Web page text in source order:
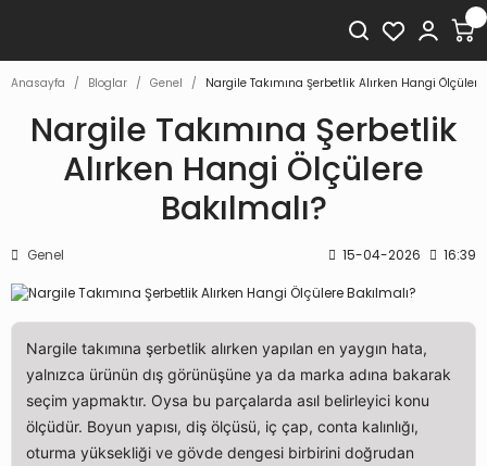
Anasayfa Bloglar Genel Nargile Takımına Şerbetlik Alırken Hangi Ölçülere
Nargile Takımına Şerbetlik
Alırken Hangi Ölçülere
Bakılmalı?
Genel 15-04-2026 16:39
Nargile takımına şerbetlik alırken yapılan en yaygın hata,
yalnızca ürünün dış görünüşüne ya da marka adına bakarak
seçim yapmaktır. Oysa bu parçalarda asıl belirleyici konu
ölçüdür. Boyun yapısı, diş ölçüsü, iç çap, conta kalınlığı,
oturma yüksekliği ve gövde dengesi birbirini doğrudan